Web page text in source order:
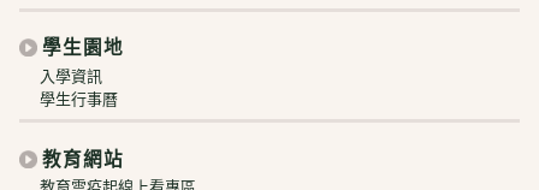
學生園地
入學資訊
學生行事曆
教育網站